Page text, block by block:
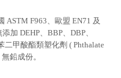
ASTM F963、歐盟 EN71 及
加 DEHP、BBP、DBP、
二甲酸酯類塑化劑 ( Phthalate
鉛成份。